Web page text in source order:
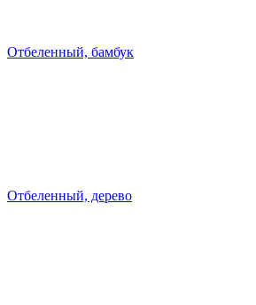
Отбеленный, бамбук
Отбеленный, дерево